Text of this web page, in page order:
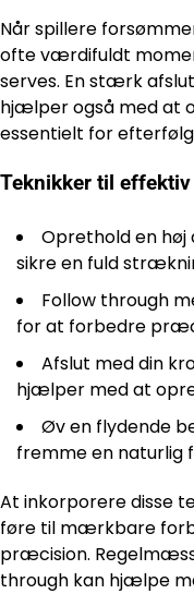
Når spillere
ofte værdifuldt
serves. En stærk
hjælper også med at
essentielt for
Teknikker til
Oprethold en
sikre en fuld
Follow through
for at forbedre
Afslut med din
hjælper med at
Øv en flydende
fremme en naturlig
At inkorporere disse
føre til mærkbare
præcision.
through kan hjælpe